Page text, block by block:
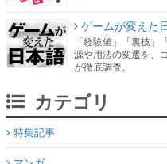
ゲームが変えた
「経験値」「裏技
源や用法の変遷を、
が徹底調査。
カテゴリ
特集記事